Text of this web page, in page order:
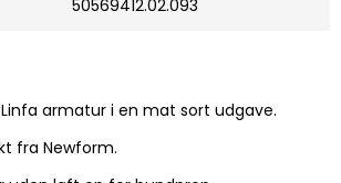
50569412.02.093
armatur i en mat sort udgave.
fra Newform.